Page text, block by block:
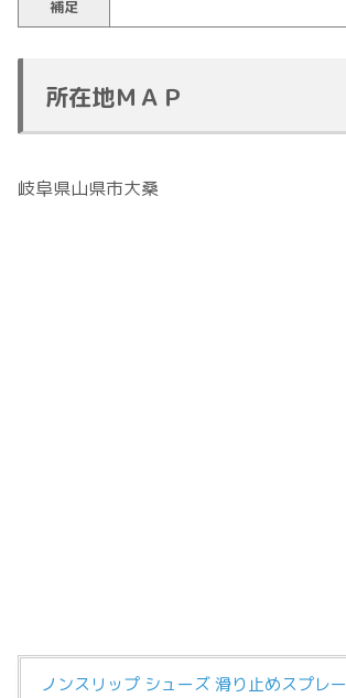
補足
所在地ＭＡＰ
岐阜県山県市大桑
ノンスリップ シューズ 滑り止めスプレー